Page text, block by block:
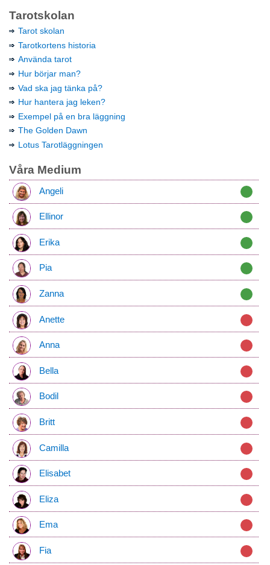
Tarotskolan
Tarot skolan
Tarotkortens historia
Använda tarot
Hur börjar man?
Vad ska jag tänka på?
Hur hantera jag leken?
Exempel på en bra läggning
The Golden Dawn
Lotus Tarotläggningen
Våra Medium
Angeli
Ellinor
Erika
Pia
Zanna
Anette
Anna
Bella
Bodil
Britt
Camilla
Elisabet
Eliza
Ema
Fia